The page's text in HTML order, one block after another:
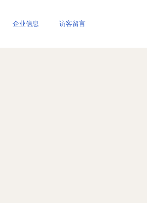
企业信息 访客留言